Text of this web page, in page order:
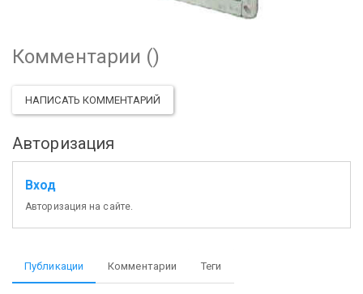
Комментарии ()
НАПИСАТЬ КОММЕНТАРИЙ
Авторизация
Вход
Авторизация на сайте.
Публикации Комментарии Теги